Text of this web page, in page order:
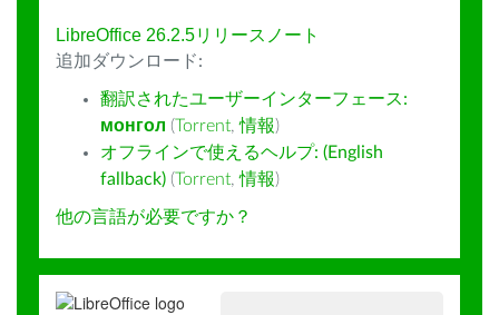
LibreOffice 26.2.5リリースノート
追加ダウンロード:
翻訳されたユーザーインターフェース:
монгол (Torrent,情報)
オフラインで使えるヘルプ: (English
fallback) (Torrent,情報)
他の言語が必要ですか？